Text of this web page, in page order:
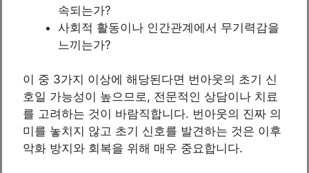
속되는가?
사회적 활동이나 인간관계에서 무기력감을
느끼는가?
이 중 3가지 이상에 해당된다면 번아웃의 초기 신
호일 가능성이 높으므로, 전문적인 상담이나 치료
를 고려하는 것이 바람직합니다. 번아웃의 진짜 의
미를 놓치지 않고 초기 신호를 발견하는 것은 이후
악화 방지와 회복을 위해 매우 중요합니다.